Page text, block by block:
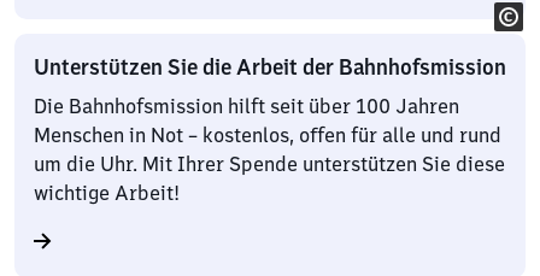
Unterstützen Sie die Arbeit der Bahnhofsmission
Die Bahnhofsmission hilft seit über 100 Jahren
Menschen in Not – kostenlos, offen für alle und rund
um die Uhr. Mit Ihrer Spende unterstützen Sie diese
wichtige Arbeit!